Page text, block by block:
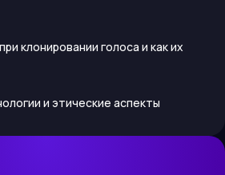
клонировании голоса и как их
и этические аспекты